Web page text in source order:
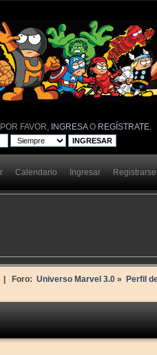
. POR FAVOR, INGRESAO REGÍSTRATE
Calendario Ingresar Registrarse
| Foro: Universo Marvel 3.0» Perfil